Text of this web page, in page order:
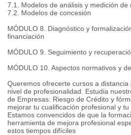
7.1. Modelos de análisis y medición de
7.2. Modelos de concesión
MÓDULO 8. Diagnóstico y
financiación
MÓDULO 9. Seguimiento y
MÓDULO 10. Aspectos normativos y
Queremos ofrecerte cursos a
nivel de profesionalidad. Estudia
de Empresas: Riesgo de Crédito y
mejorar tu cualificación profesional y tu
Estamos convencidos de que la
herramienta de mejora profesional
estos tiempos difíciles